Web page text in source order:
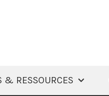
& RESSOURCES